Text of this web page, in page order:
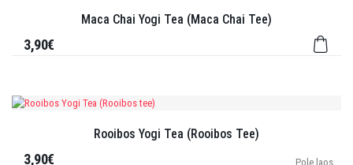
Maca Chai Yogi Tea (Maca Chai Tee)
3,90€
Rooibos Yogi Tea (Rooibos Tee)
Pole laos
3,90€